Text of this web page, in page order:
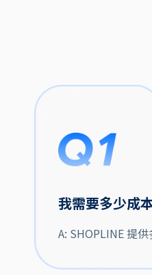
我需要多少成
A: SHOPLINE 提